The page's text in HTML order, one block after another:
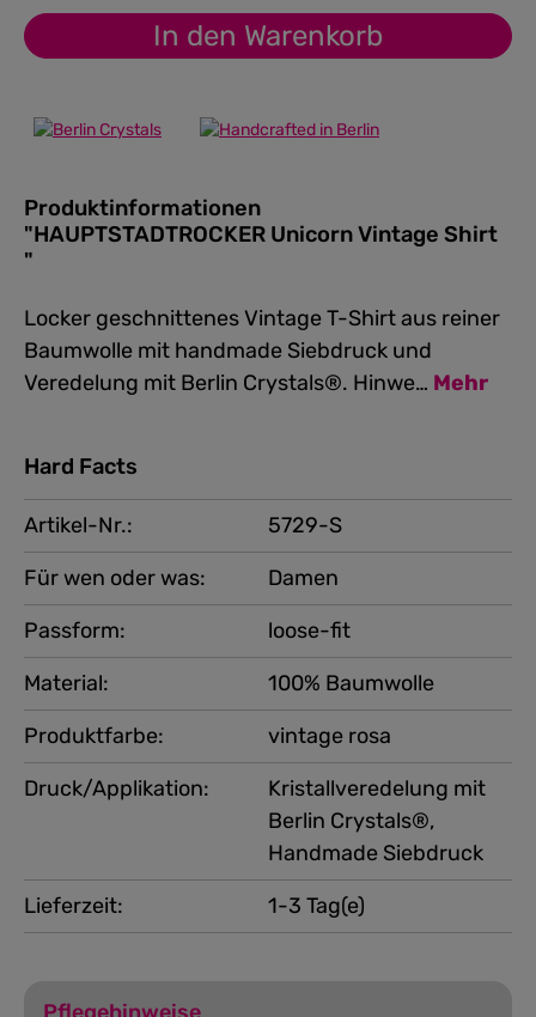
In den Warenkorb
Produktinformationen
"HAUPTSTADTROCKER Unicorn Vintage Shirt
"
Locker geschnittenes Vintage T-Shirt aus reiner
Baumwolle mit handmade Siebdruck und
Veredelung mit Berlin Crystals®. Hinwe… Mehr
Hard Facts
Artikel-Nr.:
5729-S
Für wen oder was:
Damen
Produktfarbe:
vintage rosa
Druck/Applikation:
Kristallveredelung mit
Berlin Crystals®,
Handmade Siebdruck
Passform:
loose-fit
Material:
100% Baumwolle
Lieferzeit: 1-3 Tag(e)